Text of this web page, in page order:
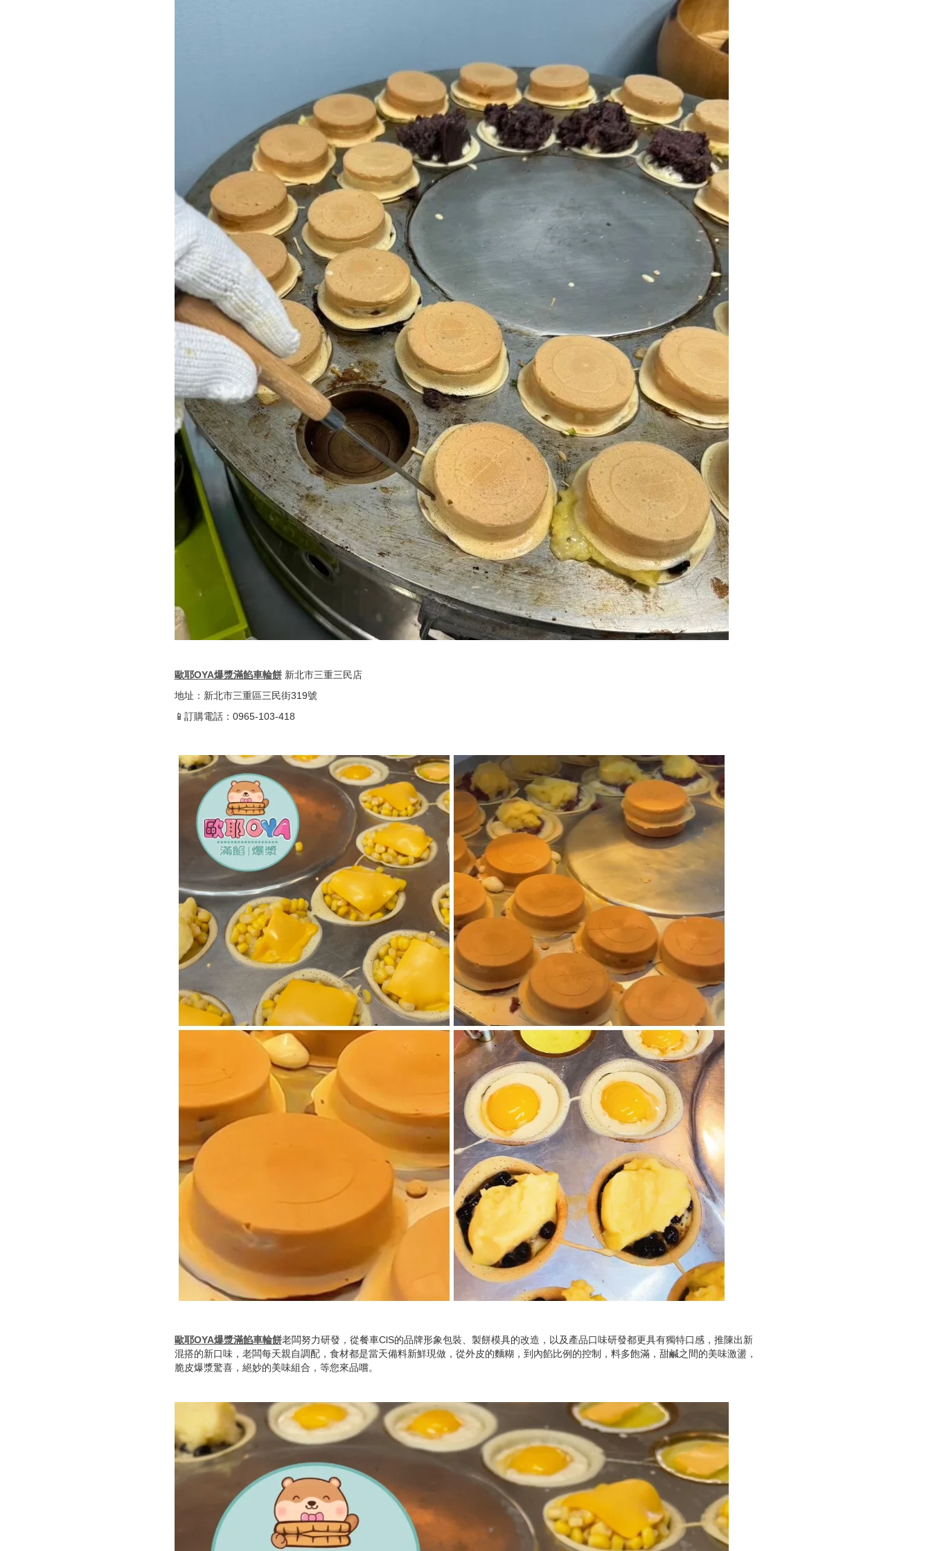
歐耶OYA爆漿滿餡車輪餅新北市三重三民店
地址：新北市三重區三民街319號
📱訂購電話：0965-103-418
歐耶OYA爆漿滿餡車輪餅老闆努力研發，從餐車ClS的品牌形象包裝、製餅模具的改造，以及產品口味研發都更具有獨特口感，推陳出新
混搭的新口味，老闆每天親自調配，食材都是當天備料新鮮現做，從外皮的麵糊，到內餡比例的控制，料多飽滿，甜鹹之間的美味激盪，
脆皮爆漿驚喜，絕妙的美味組合，等您來品嚐。